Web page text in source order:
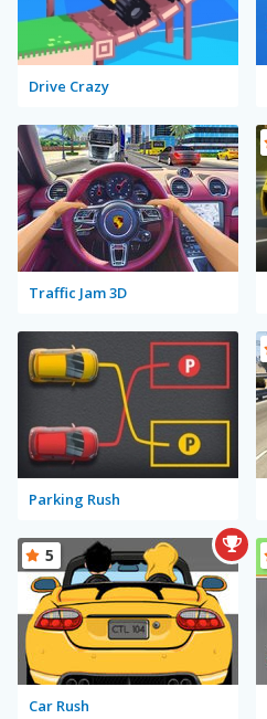
Drive Crazy
Traffic Jam 3D
Parking Rush
Car Rush
5